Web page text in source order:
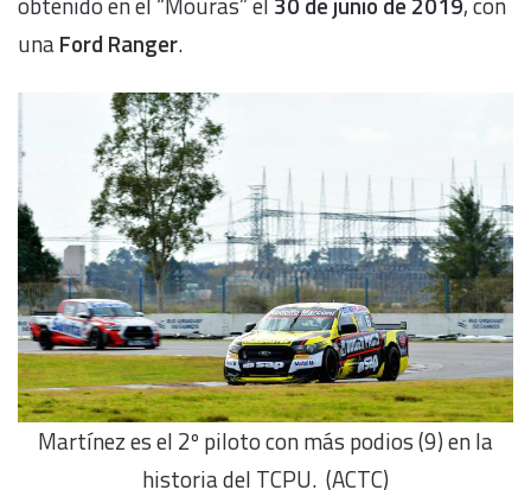
unaFord Ranger.
Martínez es el 2º piloto con más podios (9) en la
historia del TCPU. (ACTC)